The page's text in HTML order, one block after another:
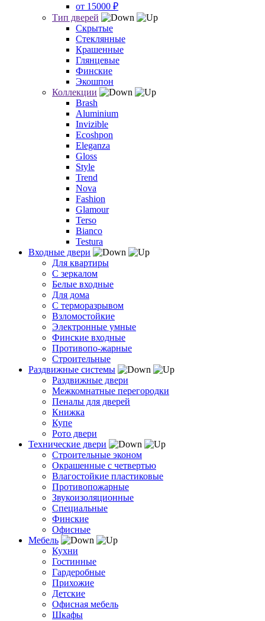
от 15000 ₽
Тип дверей
Скрытые
Стеклянные
Крашенные
Глянцевые
Финские
Экошпон
Коллекции
Brash
Aluminium
Invizible
Ecoshpon
Eleganza
Gloss
Style
Trend
Nova
Fashion
Glamour
Terso
Bianco
Testura
Входные двери
Для квартиры
С зеркалом
Белые входные
Для дома
С терморазрывом
Взломостойкие
Электронные умные
Финские входные
Противопо-жарные
Строительные
Раздвижные системы
Раздвижные двери
Межкомнатные перегородки
Пеналы для дверей
Книжка
Купе
Рото двери
Технические двери
Строительные эконом
Окрашенные с четвертью
Влагостойкие пластиковые
Противопожарные
Звукоизоляционные
Специальные
Финские
Офисные
Мебель
Кухни
Гостинные
Гардеробные
Прихожие
Детские
Офисная мебель
Шкафы